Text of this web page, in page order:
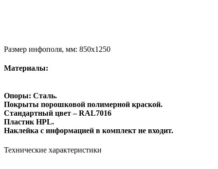
Размер инфополя, мм: 850х1250
Материалы:
Опоры: Сталь.
Покрыты порошковой полимерной краской.
Стандартный цвет – RAL7016
Пластик HPL.
Наклейка с информацией в комплект не входит.
Технические характеристики